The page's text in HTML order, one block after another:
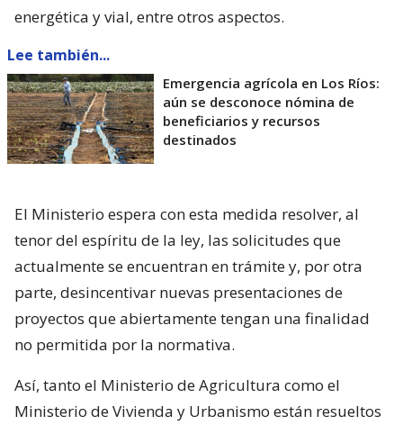
energética y vial, entre otros aspectos.
Lee también...
Emergencia agrícola en Los Ríos:
aún se desconoce nómina de
beneficiarios y recursos
destinados
El Ministerio espera con esta medida resolver, al
tenor del espíritu de la ley, las solicitudes que
actualmente se encuentran en trámite y, por otra
parte, desincentivar nuevas presentaciones de
proyectos que abiertamente tengan una finalidad
no permitida por la normativa.
Así, tanto el Ministerio de Agricultura como el
Ministerio de Vivienda y Urbanismo están resueltos